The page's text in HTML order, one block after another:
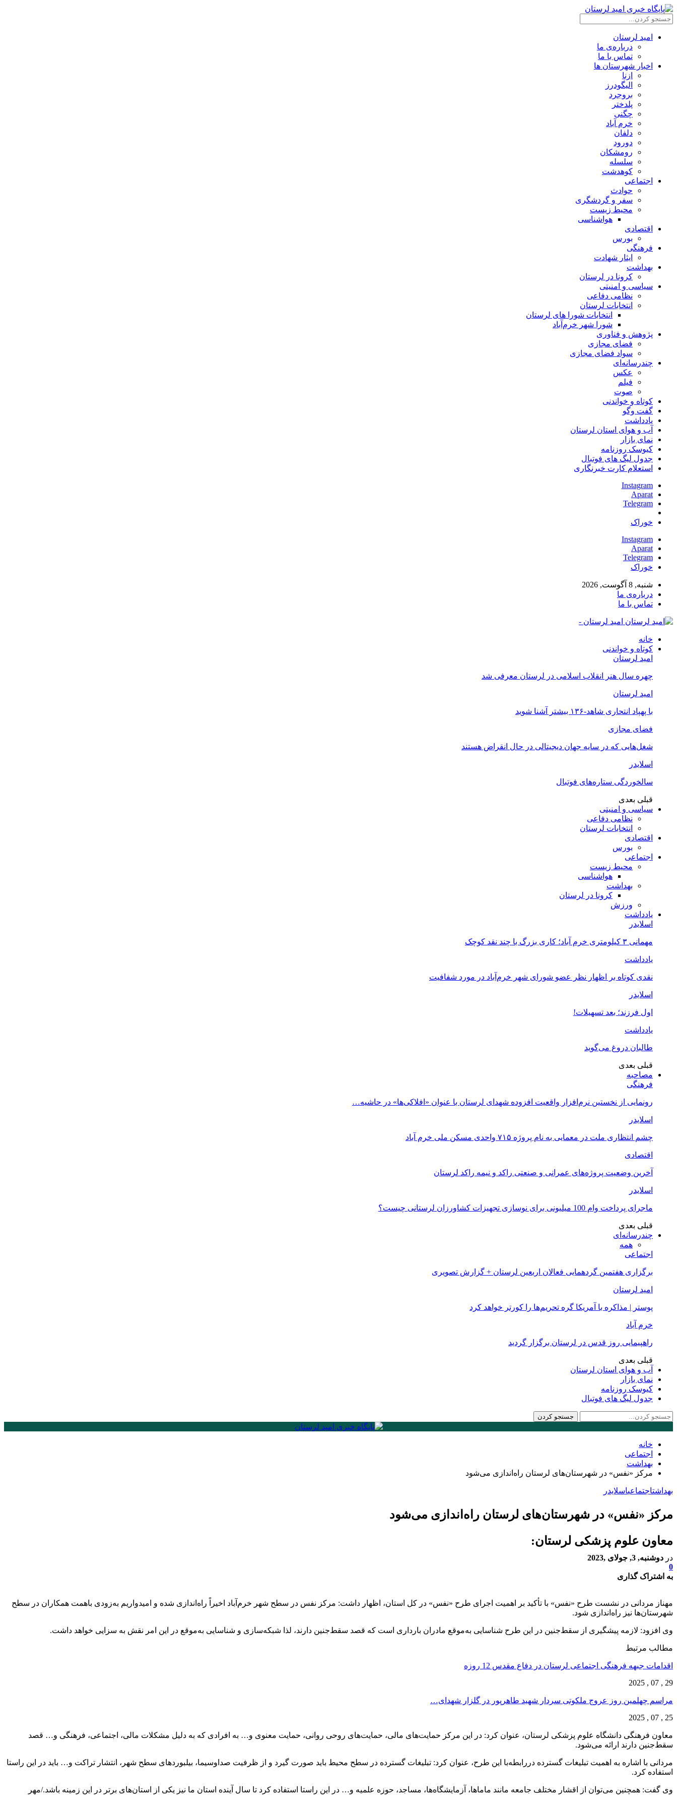
امید لرستان
درباره‌ی ما
تماس با ما
اخبار شهرستان ها
ازنا
الیگودرز
بروجرد
پلدختر
چگنی
خرم آباد
دلفان
دورود
رومشکان
سلسله
کوهدشت
اجتماعی
حوادث
سفر و گردشگری
محیط زیست
هواشناسی
اقتصادی
بورس
فرهنگی
ایثار شهادت
بهداشت
کرونا در لرستان
سیاسی و امنیتی
نظامی دفاعی
انتخابات لرستان
انتخابات شورا های لرستان
شورا شهر خرم‌آباد
پژوهش و فناوری
فضای مجازی
سواد فضای مجازی
چندرسانه‌ای
عكس
فیلم
صوت
کوتاه و خواندنی
گفت وگو
یادداشت
آب و هوای استان لرستان
نمای بازار
کیوسک روزنامه
جدول لیگ های فوتبال
استعلام کارت خبرنگاری
Instagram
Aparat
Telegram
خوراک
Instagram
Aparat
Telegram
خوراک
شنبه, 8 آگوست, 2026
درباره‌ی ما
تماس با ما
امید لرستان -
خانه
کوتاه و خواندنی
امید لرستان
چهره سال هنر انقلاب اسلامی در لرستان معرفی شد
امید لرستان
با پهپاد انتحاری شاهد-۱۳۶ بیشتر آشنا شوید
فضای مجازی
شغل‌‌هایی که در سایه جهان دیجیتالی در حال انقراض هستند
اسلایدر
سالخوردگی ستاره‌های فوتبال
قبلی بعدی
سیاسی و امنیتی
نظامی دفاعی
انتخابات لرستان
اقتصادی
بورس
اجتماعی
محیط زیست
هواشناسی
بهداشت
کرونا در لرستان
ورزش
یادداشت
اسلایدر
مهمانی ۳ کیلومتری خرم آباد؛ کاری بزرگ با چند نقد کوچک
یادداشت
نقدی کوتاه بر اظهار نظر عضو شورای شهر خرم‌آباد در مورد شفافیت
اسلایدر
اول فرزند؛ بعد تسهیلات!
یادداشت
طالبان دروغ می‌گوید
قبلی بعدی
مصاحبه
فرهنگی
رونمایی از نخستین نرم‌افزار واقعیت افزوده شهدای لرستان با عنوان «افلاکی‌ها» در حاشیه…
اسلایدر
چشم انتظاری ملت در معمایی به نام پروژه ۷۱۵ واحدی مسکن ملی خرم آباد
اقتصادی
آخرین وضعیت پروژه‌های عمرانی و صنعتی راکد و نیمه راکد لرستان
اسلایدر
ماجرای پرداخت وام 100 میلیونی برای نوسازی تجهیزات کشاورزان لرستانی چیست؟
قبلی بعدی
چندرسانه‌ای
همه
اجتماعی
برگزاری هفتمین گردهمایی فعالان اربعین لرستان + گزارش تصویری
امید لرستان
پوستر | مذاکره با آمریکا گره تحریم‌ها را کورتر خواهد کرد
خرم آباد
راهپیمایی روز قدس در لرستان برگزار گردید
قبلی بعدی
آب و هوای استان لرستان
نمای بازار
کیوسک روزنامه
جدول لیگ های فوتبال
خانه
اجتماعی
بهداشت
مرکز «نفس» در شهرستان‌های لرستان راه‌اندازی می‌شود
بهداشتاجتماعیاسلایدر
مرکز «نفس» در شهرستان‌های لرستان راه‌اندازی می‌شود
معاون علوم پزشکی لرستان:
در دوشنبه, 3, جولای ,2023
0
به اشتراک گذاری
مهناز مردانی در نشست طرح «نفس» با تأکید بر اهمیت اجرای طرح «نفس» در کل استان، اظهار داشت: مرکز نفس در سطح شهر خرم‌آباد اخیراً راه‌اندازی شده و امیدواریم به‌زودی باهمت همکاران در سطح
شهرستان‌ها نیز راه‌اندازی شود.
وی افزود: لازمه پیشگیری از سقط‌جنین در این طرح شناسایی به‌موقع مادران بارداری است که قصد سقط‌جنین دارند، لذا شبکه‌سازی و شناسایی به‌موقع در این امر نقش به سزایی خواهد داشت.
مطالب مرتبط
اقدامات جبهه فرهنگی اجتماعی لرستان در دفاع مقدس 12 روزه
29 , 07 , 2025
مراسم چهلمین روز عروج ملکوتی سردار شهید طاهرپور در گلزار شهدای…
25 , 07 , 2025
معاون فرهنگی دانشگاه علوم پزشکی لرستان، عنوان کرد: در این مرکز حمایت‌های مالی، حمایت‌های روحی روانی، حمایت معنوی و… به افرادی که به دلیل مشکلات مالی، اجتماعی، فرهنگی و… قصد
سقط‌جنین دارند ارائه می‌شود.
مردانی با اشاره به اهمیت تبلیغات گسترده دررابطه‌با این طرح، عنوان کرد: تبلیغات گسترده در سطح محیط باید صورت گیرد و از ظرفیت صداوسیما، بیلبوردهای سطح شهر، انتشار تراکت و… باید در این راستا
استفاده کرد.
وی گفت: همچنین می‌توان از اقشار مختلف جامعه مانند ماماها، آزمایشگاه‌ها، مساجد، حوزه علمیه و… در این راستا استفاده کرد تا سال آینده استان ما نیز یکی از استان‌های برتر در این زمینه باشد./مهر